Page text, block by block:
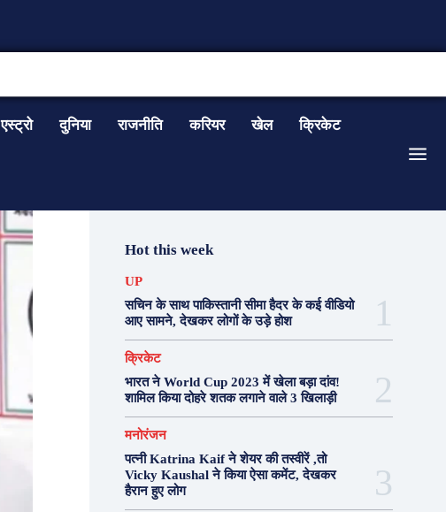
एस्ट्रो दुनिया राजनीति करियर खेल क्रिकेट
Hot this week
UP
सचिन के साथ पाकिस्तानी सीमा हैदर के कई वीडियो
आए सामने, देखकर लोगों के उड़े होश
क्रिकेट
भारत ने World Cup 2023 में खेला बड़ा दांव!
शामिल किया दोहरे शतक लगाने वाले 3 खिलाड़ी
मनोरंजन
पत्नी Katrina Kaif ने शेयर की तस्वीरें ,तो
Vicky Kaushal ने किया ऐसा कमेंट, देखकर
हैरान हुए लोग